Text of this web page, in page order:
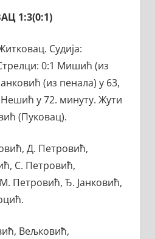
1:3(0:1)
Судија:
0:1 Мишић (из
(из пенала) у 63,
Нешић у 72. минуту. Жути
(Пуковац).
Д. Петровић,
С. Петровић,
Петровић, Ђ. Јанковић,
Вељковић,